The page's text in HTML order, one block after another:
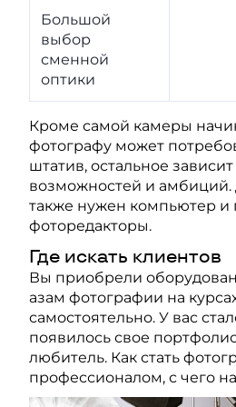
Большой
выбор
сменной
оптики
Кроме самой камеры
фотографу может
штатив, остальное
возможностей и амбиций.
также нужен компьютер
фоторедакторы.
Где искать клиентов
Вы приобрели
азам фотографии на
самостоятельно. У вас
появилось свое
любитель. Как стать
профессионалом, с чего